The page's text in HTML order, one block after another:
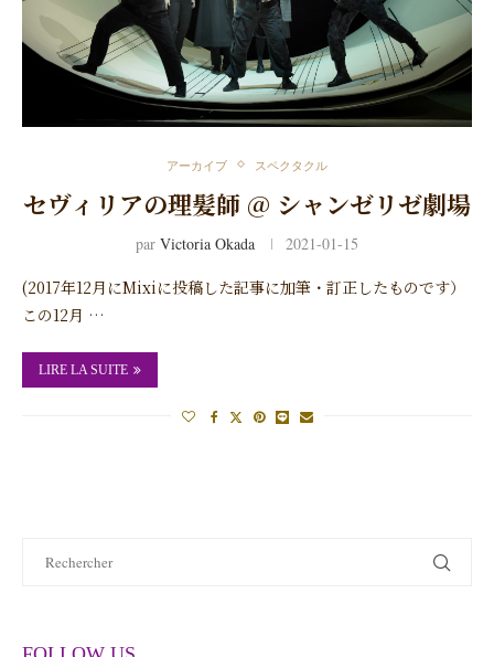
アーカイブ スペクタクル
セヴィリアの理髪師 @ シャンゼリゼ劇場
par Victoria Okada 2021-01-15
(2017年12月にMixiに投稿した記事に加筆・訂正したものです）
この12月 …
LIRE LA SUITE